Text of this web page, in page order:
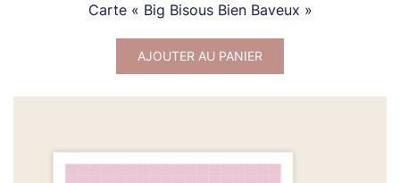
Carte « Big Bisous Bien Baveux »
AJOUTER AU PANIER